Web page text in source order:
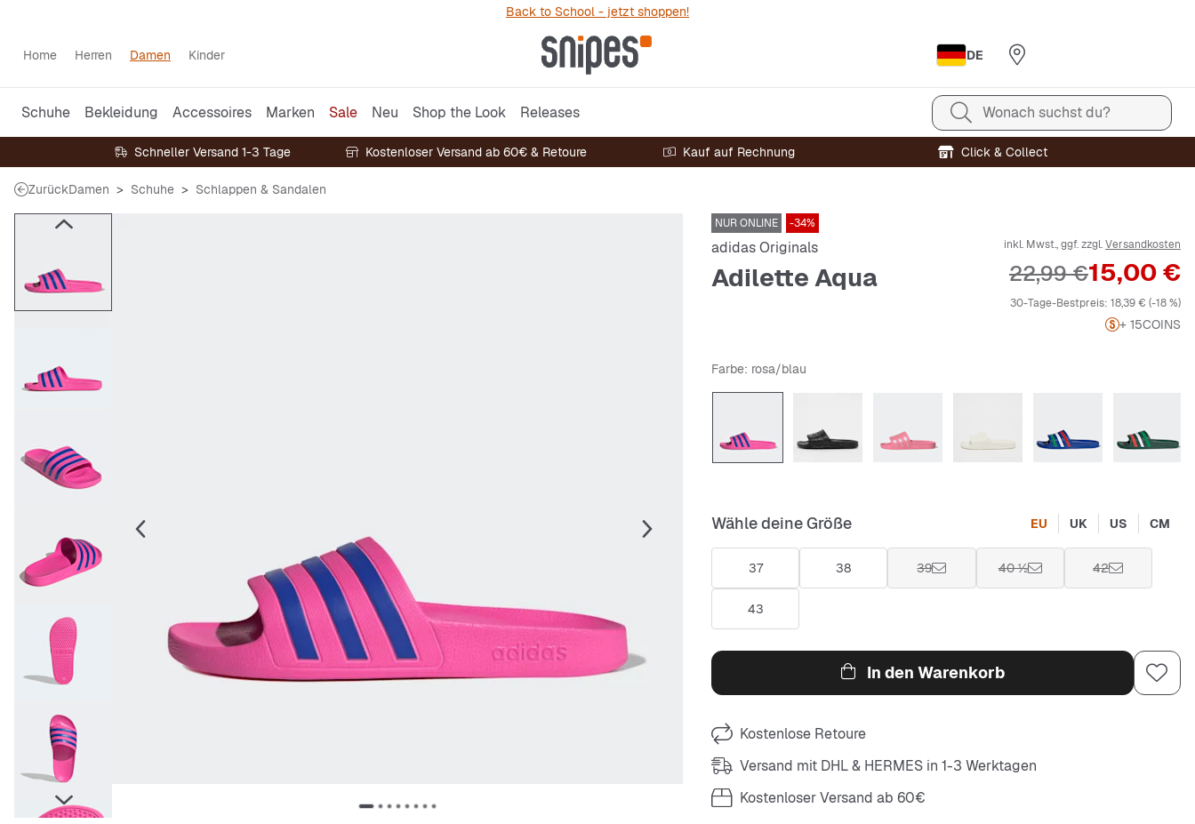
Back to School - jetzt shoppen!
Home Herren Damen Kinder DE
Schuhe Bekleidung Accessoires Marken Sale Neu Shop the Look Releases Wonach suchst du?
Schneller Versand 1-3 Tage Kostenloser Versand ab 60€ & Retoure Kauf auf Rechnung Click & Collect
ZurückDamen Schuhe Schlappen & Sandalen
NUR ONLINE -34%
adidas Originals
Adilette Aqua
inkl. Mwst., ggf. zzgl.Versandkosten
Preis
15,00 €
Originalpreis
22,99 €
30-Tage-Bestpreis: 18,39 € (-18 %)
+ 15COINS
Farbe: rosa/blau
Wähle deine Größe EU UK US CM
37 38 39 40 ½ 42
43
In den Warenkorb
Kostenlose Retoure
Versand mit DHL & HERMES in 1-3 Werktagen
Kostenloser Versand ab 60€